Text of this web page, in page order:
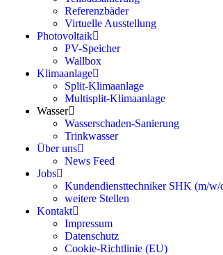
Referenzbäder
Virtuelle Ausstellung
Photovoltaik
PV-Speicher
Wallbox
Klimaanlage
Split-Klimaanlage
Multisplit-Klimaanlage
Wasser
Wasserschaden-Sanierung
Trinkwasser
Über uns
News Feed
Jobs
Kundendiensttechniker SHK (m/w/
weitere Stellen
Kontakt
Impressum
Datenschutz
Cookie-Richtlinie (EU)